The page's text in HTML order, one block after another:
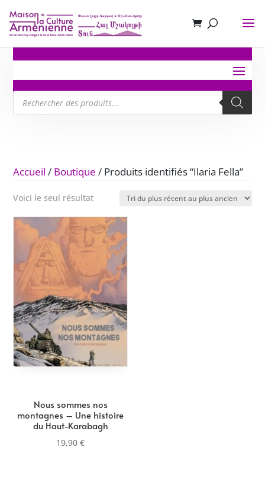
Recherche
de
produits
Accueil / Boutique / Produits identifiés “Ilaria Fella”
Voici le seul résultat
Nous sommes nos
montagnes – Une histoire
du Haut-Karabagh
19,90€